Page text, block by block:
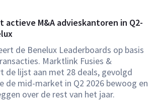
actieve M&A advieskantoren in Q2-
de Benelux Leaderboards op basis
Marktlink Fusies &
de lijst aan met 28 deals, gevolgd
de mid-market in Q2 2026 bewoog en
over de rest van het jaar.